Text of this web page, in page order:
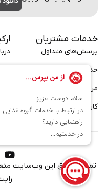
خدمات مشتریان
پرسش‌های متداول
خدمات سازمانی
مراسم
کارت
تمامی حقوق این وب‌سایت
رایت